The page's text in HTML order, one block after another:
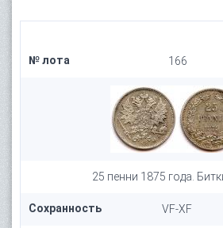
№ лота 166
25 пенни 1875 года.
Сохранность VF-XF